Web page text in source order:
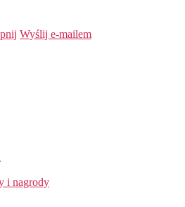
Wyślij e-mailem
i nagrody